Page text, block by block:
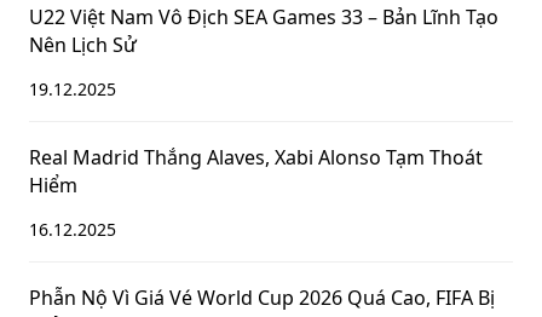
U22 Việt Nam Vô Địch SEA Games 33 – Bản Lĩnh Tạo
Nên Lịch Sử
19.12.2025
Real Madrid Thắng Alaves, Xabi Alonso Tạm Thoát
Hiểm
16.12.2025
Phẫn Nộ Vì Giá Vé World Cup 2026 Quá Cao, FIFA Bị